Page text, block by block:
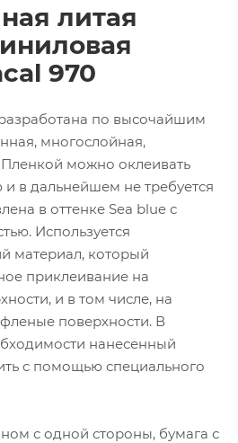
литая
970
по высочайшим
многослойная,
можно оклеивать
и в дальнейшем не требуется
в оттенке Sea blue с
Используется
материал, который
приклеивание на
и в том числе, на
поверхности. В
нанесенный
с помощью специального
с одной стороны, бумага с